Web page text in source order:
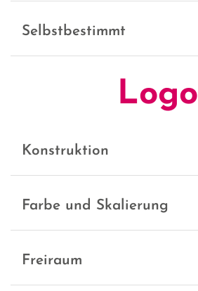
Selbstbestimmt
Logo
Konstruktion
Farbe und Skalierung
Freiraum